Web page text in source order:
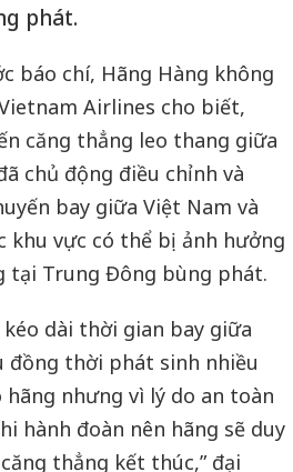
phát.
báo chí, Hãng Hàng không
Airlines cho biết,
căng thẳng leo thang giữa
chủ động điều chỉnh và
bay giữa Việt Nam và
khu vực có thể bị ảnh hưởng
tại Trung Đông bùng phát.
kéo dài thời gian bay giữa
đồng thời phát sinh nhiều
nhưng vì lý do an toàn
hành đoàn nên hãng sẽ duy
thẳng kết thúc,” đại